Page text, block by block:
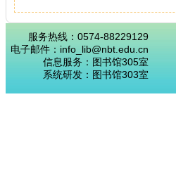
服务热线：0574-88229129
电子邮件：info_lib@nbt.edu.cn
信息服务：图书馆305室
系统研发：图书馆303室